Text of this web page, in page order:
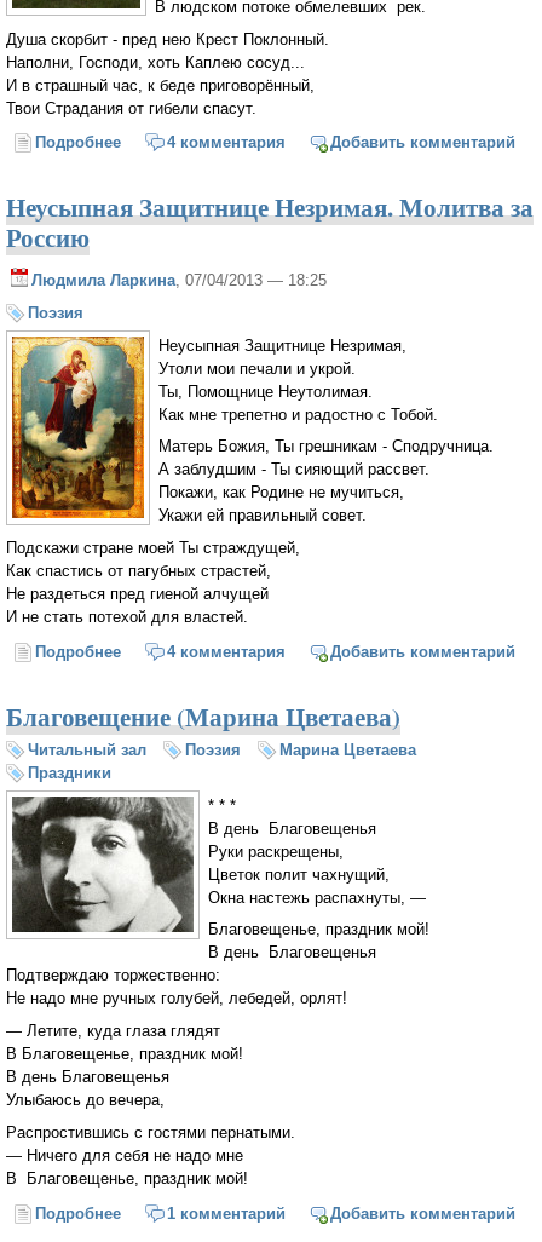
В людском потоке обмелевших рек.
Душа скорбит - пред нею Крест Поклонный.
Наполни, Господи, хоть Каплею сосуд...
И в страшный час, к беде приговорённый,
Твои Страдания от гибели спасут.
Подробнее о Душа скорбит - пред нею Крест Поклонный
4 комментария Добавить комментарий
Неусыпная Защитнице Незримая. Молитва за
Россию
Людмила Ларкина, 07/04/2013 — 18:25
Поэзия
Неусыпная Защитнице Незримая,
Утоли мои печали и укрой.
Ты, Помощнице Неутолимая.
Как мне трепетно и радостно с Тобой.
Матерь Божия, Ты грешникам - Сподручница.
А заблудшим - Ты сияющий рассвет.
Покажи, как Родине не мучиться,
Укажи ей правильный совет.
Подскажи стране моей Ты страждущей,
Как спастись от пагубных страстей,
Не раздеться пред гиеной алчущей
И не стать потехой для властей.
Подробнее о Неусыпная Защитнице Незримая. Молитва за
4 комментария Добавить комментарий
Благовещение (Марина Цветаева)
Читальный зал Поэзия
Марина Цветаева
Праздники
* * *
В день Благовещенья
Руки раскрещены,
Цветок полит чахнущий,
Окна настежь распахнуты, —
Благовещенье, праздник мой!
В день Благовещенья
Подтверждаю торжественно:
Не надо мне ручных голубей, лебедей, орлят!
— Летите, куда глаза глядят
В Благовещенье, праздник мой!
В день Благовещенья
Улыбаюсь до вечера,
Распростившись с гостями пернатыми.
— Ничего для себя не надо мне
В Благовещенье, праздник мой!
Подробнее о Благовещение (Марина Цветаева)
1 комментарий Добавить комментарий